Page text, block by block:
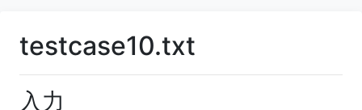
testcase10.txt
入力